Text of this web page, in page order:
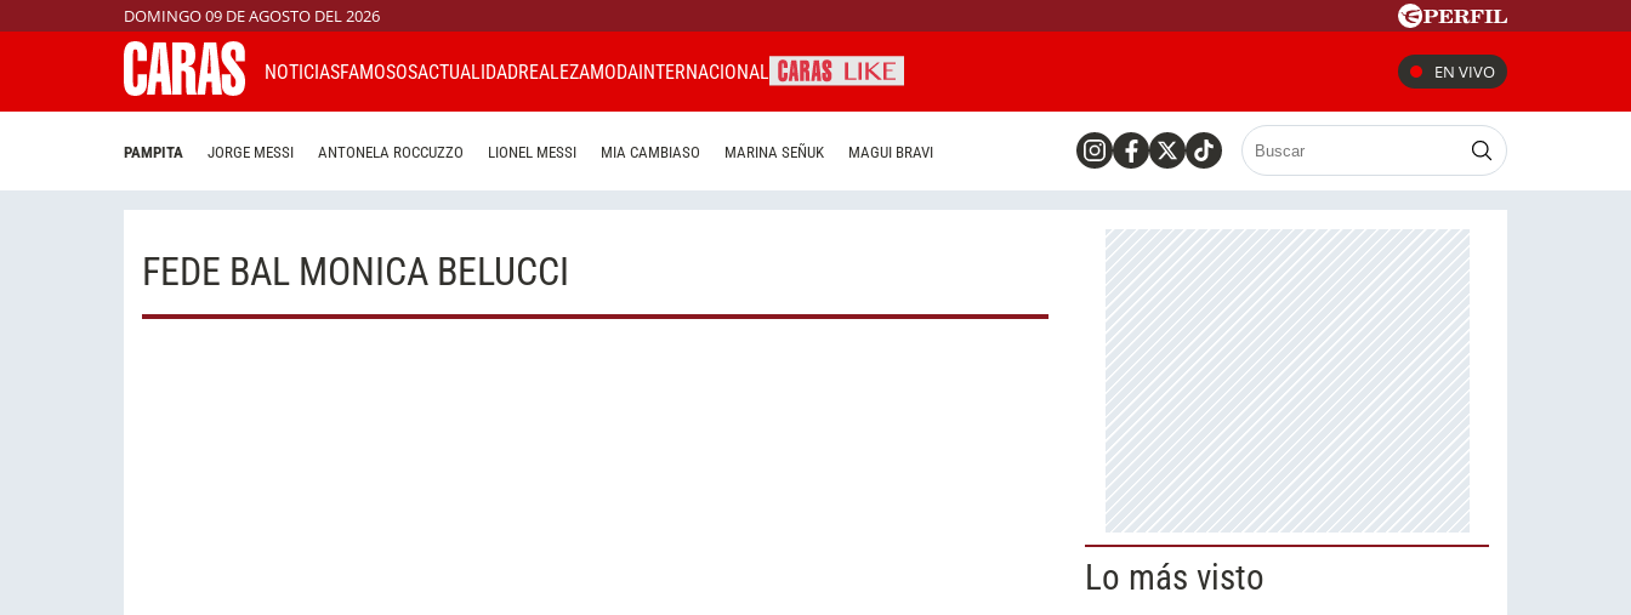
DOMINGO 09 DE AGOSTO DEL 2026
NOTICIASFAMOSOSACTUALIDADREALEZAMODAINTERNACIONAL EN VIVO
PAMPITA JORGE MESSI ANTONELA ROCCUZZO LIONEL MESSI MIA CAMBIASO MARINA SEÑUK MAGUI BRAVI
FEDE BAL MONICA BELUCCI
Lo más visto